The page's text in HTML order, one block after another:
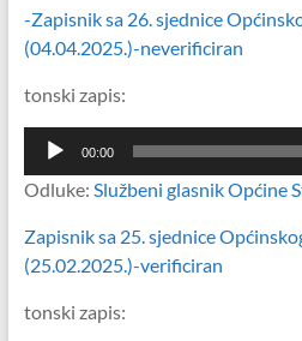
-Zapisnik sa 26. sjednice
(04.04.2025.)-neverificiran
tonski zapis:
Reproduktor
audiozapisa
00:00
Odluke: Službeni glasnik Općine
Zapisnik sa 25. sjednice
(25.02.2025.)-verificiran
tonski zapis: